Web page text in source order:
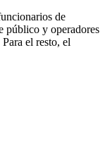
de
público y operadores
el resto, el